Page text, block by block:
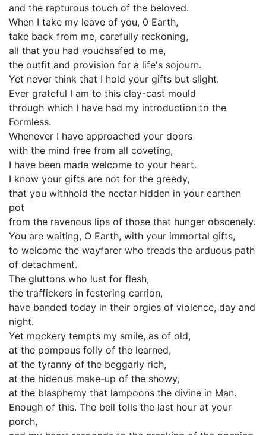
and the rapturous touch of the beloved.
When I take my leave of you, 0 Earth,
take back from me, carefully reckoning,
all that you had vouchsafed to me,
the outfit and provision for a life's sojourn.
Yet never think that I hold your gifts but slight.
Ever grateful I am to this clay-cast mould
through which I have had my introduction to the
Formless.
Whenever I have approached your doors
with the mind free from all coveting,
I have been made welcome to your heart.
I know your gifts are not for the greedy,
that you withhold the nectar hidden in your earthen
pot
from the ravenous lips of those that hunger obscenely.
You are waiting, O Earth, with your immortal gifts,
to welcome the wayfarer who treads the arduous path
of detachment.
The gluttons who lust for flesh,
the traffickers in festering carrion,
have banded today in their orgies of violence, day and
night.
Yet mockery tempts my smile, as of old,
at the pompous folly of the learned,
at the tyranny of the beggarly rich,
at the hideous make-up of the showy,
at the blasphemy that lampoons the divine in Man.
Enough of this. The bell tolls the last hour at your
porch,